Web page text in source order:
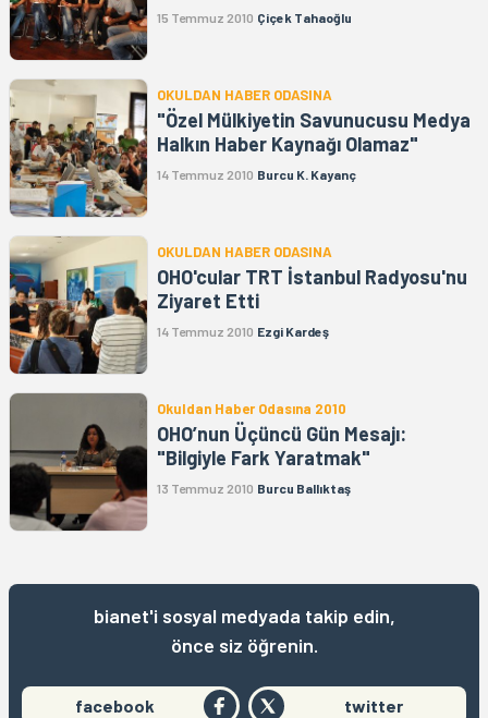
15 Temmuz 2010 Çiçek Tahaoğlu
OKULDAN HABER ODASINA
"Özel Mülkiyetin Savunucusu Medya
Halkın Haber Kaynağı Olamaz"
14 Temmuz 2010 Burcu K. Kayanç
OKULDAN HABER ODASINA
OHO'cular TRT İstanbul Radyosu'nu
Ziyaret Etti
14 Temmuz 2010 Ezgi Kardeş
Okuldan Haber Odasına 2010
OHO’nun Üçüncü Gün Mesajı:
"Bilgiyle Fark Yaratmak"
13 Temmuz 2010 Burcu Ballıktaş
bianet'i sosyal medyada takip edin,
önce siz öğrenin.
facebook twitter